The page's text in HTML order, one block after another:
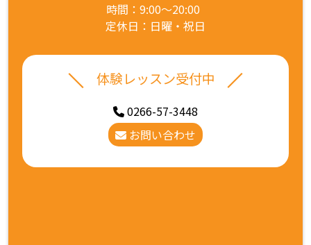
時間：9:00～20:00
定休日：日曜・祝日
体験レッスン受付中
0266-57-3448
お問い合わせ